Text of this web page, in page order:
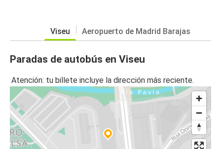
Viseu Aeropuerto de Madrid Barajas
Paradas de autobús en Viseu
Atención: tu billete incluye la dirección más reciente.